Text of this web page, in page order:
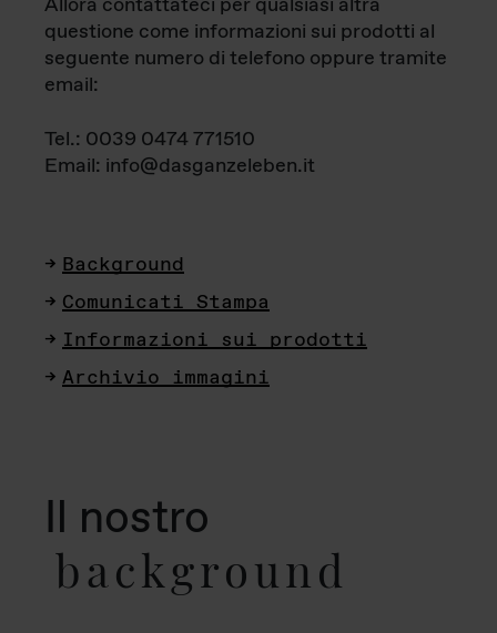
questione come informazioni sui prodotti al
seguente numero di telefono oppure tramite
email:
Tel.: 0039 0474 771510
Email: info@dasganzeleben.it
Background
Comunicati Stampa
Informazioni sui prodotti
Archivio immagini
Il nostro
background